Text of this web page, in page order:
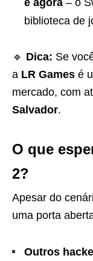
biblioteca de
🔹 Dica: Se
a LR Games é
mercado, com
Salvador.
O que
2?
Apesar do
uma porta
Outros